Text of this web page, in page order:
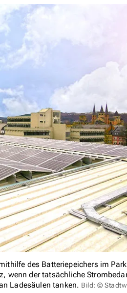
des Batteriepeichers im
wenn der tatsächliche
Ladesäulen tanken. Bild: ©